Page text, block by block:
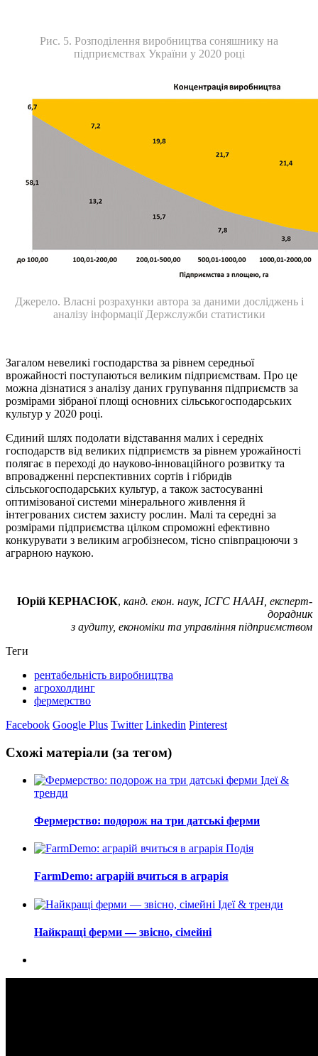
Рис. 5. Розподілення виробництва соняшнику на
підприємствах України у 2020 році
Джерело. Власні розрахунки автора за даними досліджень і
аналізу інформації Держслужби статистики
Загалом невеликі господарства за рівнем середньої
врожайності поступаються великим підприємствам. Про це
можна дізнатися з аналізу даних групування підприємств за
розмірами зібраної площі основних сільськогосподарських
культур у 2020 році.
Єдиний шлях подолати відставання малих і середніх
господарств від великих підприємств за рівнем урожайності
полягає в переході до науково-інноваційного розвитку та
впровадженні перспективних сортів і гібридів
сільськогосподарських культур, а також застосуванні
оптимізованої системи мінерального живлення й
інтегрованих систем захисту рослин. Малі та середні за
розмірами підприємства цілком спроможні ефективно
конкурувати з великим агробізнесом, тісно співпрацюючи з
аграрною наукою.
Юрій КЕРНАСЮК, канд. екон. наук, ІСГС НААН, експерт-
дорадник
з аудиту, економіки та управління підприємством
Теги
рентабельність виробництва
агрохолдинг
фермерство
Facebook Google Plus Twitter Linkedin Pinterest
Схожі матеріали (за тегом)
Ідеї &
тренди
Фермерство: подорож на три датські ферми
Подія
FarmDemo: аграрій вчиться в аграрія
Ідеї & тренди
Найкращі ферми — звісно, сімейні